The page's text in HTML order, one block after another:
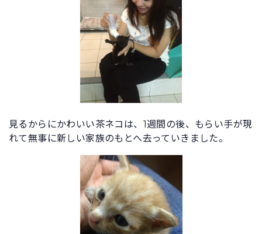
見るからにかわいい茶ネコは、1週間の後、もらい手が現
れて無事に新しい家族のもとへ去っていきました。